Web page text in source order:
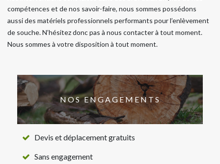
compétences et de nos savoir-faire, nous sommes possédons
aussi des matériels professionnels performants pour l’enlèvement
de souche. N’hésitez donc pas à nous contacter à tout moment.
Nous sommes à votre disposition à tout moment.
NOS ENGAGEMENTS
Devis et déplacement gratuits
Sans engagement